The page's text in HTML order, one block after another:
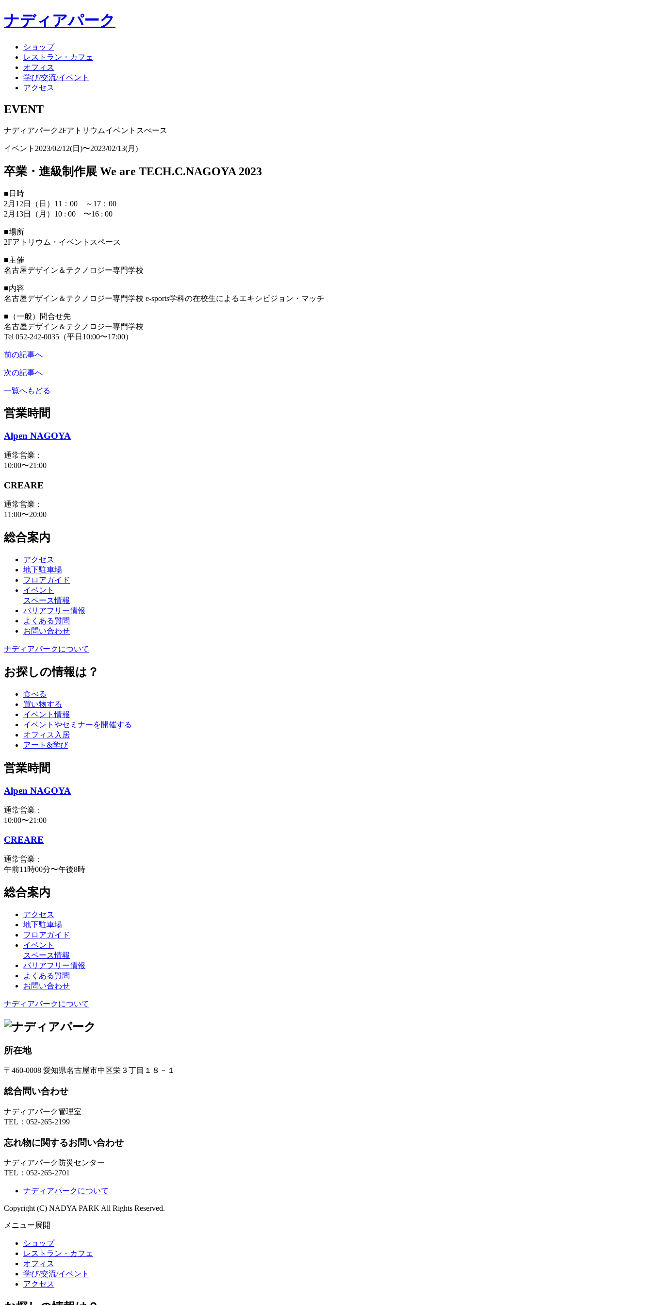
ナディアパーク
ショップ
レストラン・カフェ
オフィス
学び/交流/イベント
アクセス
EVENT
ナディアパーク2Fアトリウムイベントスぺース
イベント 2023/02/12(日)〜2023/02/13(月)
卒業・進級制作展 We are TECH.C.NAGOYA 2023
■日時
2月12日（日）11：00 ～17：00
2月13日（月）10 : 00 〜16 : 00
■場所
2Fアトリウム・イベントスペース
■主催
名古屋デザイン＆テクノロジー専門学校
■内容
名古屋デザイン＆テクノロジー専門学校 e-sports学科の在校生によるエキシビジョン・マッチ
■（一般）問合せ先
名古屋デザイン＆テクノロジー専門学校
Tel 052-242-0035（平日10:00〜17:00）
前の記事へ
次の記事へ
一覧へもどる
営業時間
Alpen NAGOYA
通常営業：
10:00〜21:00
CREARE
通常営業：
11:00〜20:00
総合案内
アクセス
地下駐車場
フロアガイド
イベント
スペース情報
バリアフリー情報
よくある質問
お問い合わせ
ナディアパークについて
お探しの情報は？
食べる
買い物する
イベント情報
イベントやセミナーを開催する
オフィス入居
アート&学び
営業時間
Alpen NAGOYA
通常営業：
10:00〜21:00
CREARE
通常営業：
午前11時00分〜午後8時
総合案内
アクセス
地下駐車場
フロアガイド
イベント
スペース情報
バリアフリー情報
よくある質問
お問い合わせ
ナディアパークについて
所在地
〒460-0008 愛知県名古屋市中区栄３丁目１８－１
総合問い合わせ
ナディアパーク管理室
TEL： 052-265-2199
忘れ物に関するお問い合わせ
ナディアパーク防災センター
TEL： 052-265-2701
ナディアパークについて
Copyright (C) NADYA PARK All Rights Reserved.
メニュー展開
ショップ
レストラン・カフェ
オフィス
学び/交流/イベント
アクセス